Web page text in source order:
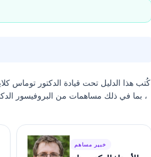
كُتب هذا الدليل تحت قيادة الدكتور توماس
، بما في ذلك مساهمات من البروفيسور
خبير مساهم